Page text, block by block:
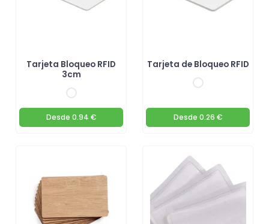
Tarjeta Bloqueo RFID
3cm
Desde 0.94 €
Tarjeta de Bloqueo RFID
Desde 0.26 €